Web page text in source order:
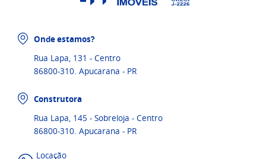
Onde estamos?
Rua Lapa, 131 - Centro
86800-310. Apucarana - PR
Construtora
Rua Lapa, 145 - Sobreloja - Centro
86800-310. Apucarana - PR
Locação